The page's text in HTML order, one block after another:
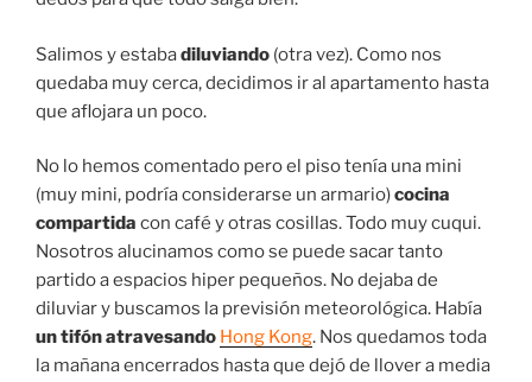
Salimos y estabadiluviando (otra vez). Como nos
quedaba muy cerca, decidimos ir al apartamento hasta
que aflojara un poco.
No lo hemos comentado pero el piso tenía una mini
(muy mini, podría considerarse un armario)cocina
compartida con café y otras cosillas. Todo muy cuqui.
Nosotros alucinamos como se puede sacar tanto
partido a espacios hiper pequeños. No dejaba de
diluviar y buscamos la previsión meteorológica. Había
un tifón atravesando Hong Kong. Nos quedamos toda
la mañana encerrados hasta que dejó de llover a media